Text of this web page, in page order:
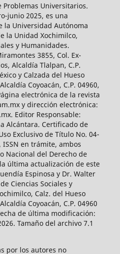
Problemas Universitarios.
junio 2025, es una
la Universidad Autónoma
la Unidad Xochimilco,
y Humanidades.
3855, Col. Ex-
Alcaldía Tlalpan, C.P.
y Calzada del Hueso
Coyoacán, C.P. 04960,
electrónica de la revista
y dirección electrónica:
Editor Responsable:
Alcántara. Certificado de
Exclusivo de Título No. 04-
ISSN en trámite, ambos
Nacional del Derecho de
última actualización de este
Espinosa y Dr. Walter
Ciencias Sociales y
Calz. del Hueso
Coyoacán, C.P. 04960
de última modificación:
Tamaño del archivo 7.1
por los autores no